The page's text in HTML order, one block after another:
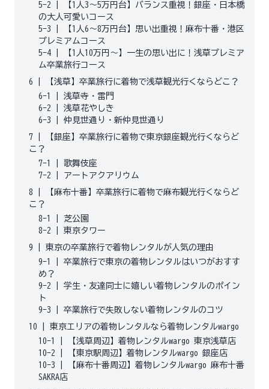
5-2
【1人3〜5万円台】バランス重視！銀座・日本橋
の大人可愛いコース
5-3
【1人6〜8万円台】思い出重視！麻布十番・港区
プレミアムコース
5-4
【1人10万円〜】一生の思い出に！浅草プレミア
ム卒業旅行コース
6
【浅草】卒業旅行に着物で浅草観光行くならどこ？
6-1
浅草寺・雷門
6-2
浅草花やしき
6-3
仲見世通り・新仲見世通り
7
【銀座】卒業旅行に着物で東京銀座観光行くならど
こ？
7-1
歌舞伎座
7-2
アートアクアリウム
8
【麻布十番】卒業旅行に着物で麻布観光行くならど
こ？
8-1
芝公園
8-2
東京タワー
9
東京の卒業旅行で着物レンタルが人気の理由
9-1
卒業旅行で東京の着物レンタルはいつがおすす
め？
9-2
学生・友達同士に嬉しい着物レンタルのポイン
ト
9-3
卒業旅行で失敗しない着物レンタルのコツ
10
東京エリアの着物レンタルなら着物レンタルwargo
10-1
【浅草周辺】着物レンタルwargo 東京浅草店
10-2
【東京駅周辺】着物レンタルwargo 銀座店
10-3
【麻布十番周辺】着物レンタルwargo 麻布十番
SAKRA店